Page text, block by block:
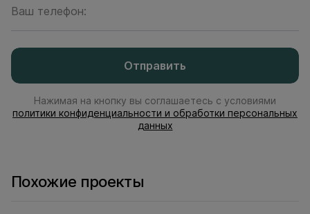
Ваш телефон:
Отправить
Нажимая на кнопку вы соглашаетесь с условиями
политики конфиденциальности и обработки персональных
данных
Похожие проекты